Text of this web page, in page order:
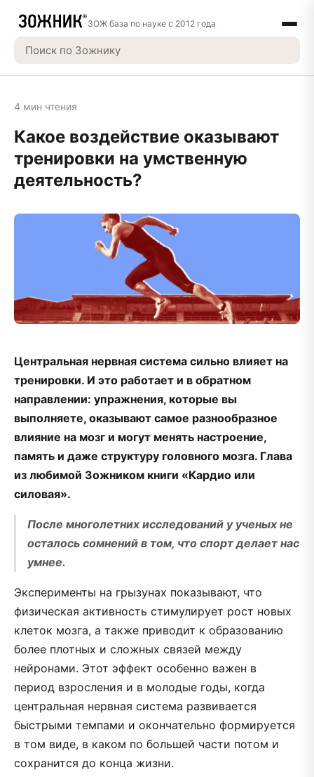
ЗОЖ база по науке с 2012 года
4 мин чтения
Какое воздействие оказывают
тренировки на умственную
деятельность?
Центральная нервная система сильно влияет на
тренировки. И это работает и в обратном
направлении: упражнения, которые вы
выполняете, оказывают самое разнообразное
влияние на мозг и могут менять настроение,
память и даже структуру головного мозга. Глава
из любимой Зожником книги «Кардио или
силовая».
После многолетних исследований у ученых не
осталось сомнений в том, что спорт делает нас
умнее.
Эксперименты на грызунах показывают, что
физическая активность стимулирует рост новых
клеток мозга, а также приводит к образованию
более плотных и сложных связей между
нейронами. Этот эффект особенно важен в
период взросления и в молодые годы, когда
центральная нервная система развивается
быстрыми темпами и окончательно формируется
в том виде, в каком по большей части потом и
сохранится до конца жизни.